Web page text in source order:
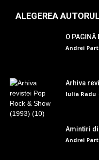
ALEGEREA
O PAGINĂ
Andrei
Arhiva
Iulia Radu
Amintiri
Andrei